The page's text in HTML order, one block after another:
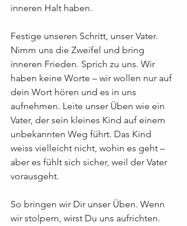
inneren Halt haben.
Festige unseren Schritt, unser Vater.
Nimm uns die Zweifel und bring
inneren Frieden. Sprich zu uns. Wir
haben keine Worte – wir wollen nur auf
dein Wort hören und es in uns
aufnehmen. Leite unser Üben wie ein
Vater, der sein kleines Kind auf einem
unbekannten Weg führt. Das Kind
weiss vielleicht nicht, wohin es geht –
aber es fühlt sich sicher, weil der Vater
vorausgeht.
So bringen wir Dir unser Üben. Wenn
wir stolpern, wirst Du uns aufrichten.